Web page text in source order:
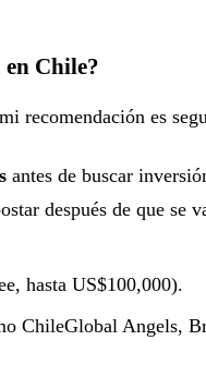
Chile?
recomendación es
antes de buscar
después de que se
hasta US$100,000).
ChileGlobal Angels,